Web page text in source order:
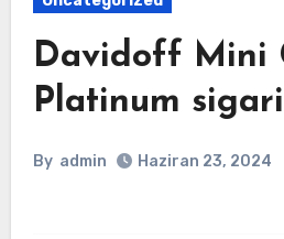
Davidoff Mini
Platinum
By admin Haziran 23, 2024